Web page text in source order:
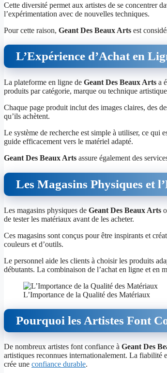
Cette diversité permet aux artistes de se concentrer
l’expérimentation avec de nouvelles techniques.
Pour cette raison, Geant Des Beaux Arts est
L’Expérience d’Achat en
La plateforme en ligne de Geant Des Beaux Arts a
produits par catégorie, marque ou technique
Chaque page produit inclut des images claires, des
qu’ils achètent.
Le système de recherche est simple à utiliser, ce qui
guide efficacement vers le matériel adapté.
Geant Des Beaux Arts assure également des
Les Magasins Physiques et
Les magasins physiques de Geant Des Beaux Arts
de tester les matériaux avant de les acheter.
Ces magasins sont conçus pour être inspirants et
couleurs et d’outils.
Le personnel aide les clients à choisir les produits
débutants. La combinaison de l’achat en ligne et en
L’Importance de la Qualité des Matériaux
Pourquoi les Artistes Font
De nombreux artistes font confiance à Geant Des
artistiques reconnues internationalement. La fiabilité
crée une confiance durable.